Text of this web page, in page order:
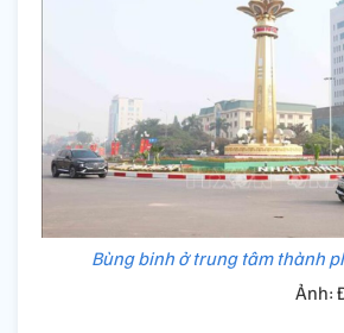
Bùng binh ở trung tâm thành
Ảnh: